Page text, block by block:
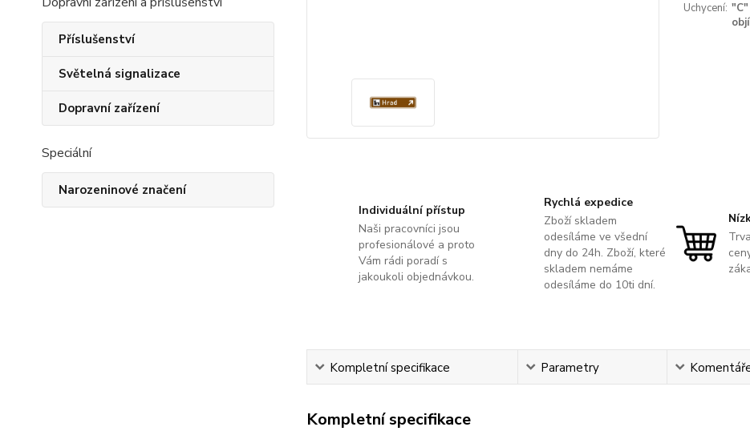
Příslušenství
Světelná signalizace
Dopravní zařízení
Speciální
Narozeninové značení
Uchycení:
Individuální přístup
Naši pracovníci jsou
profesionálové a proto
Vám rádi poradí s
jakoukoli objednávkou.
Rychlá expedice
Zboží skladem
odesíláme ve všední
dny do 24h. Zboží, které
skladem nemáme
odesíláme do 10ti dní.
Kompletní specifikace Parametry
Kompletní specifikace